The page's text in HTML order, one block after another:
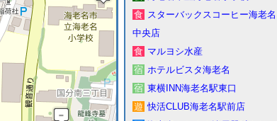
食 スターバックスコーヒー海老名
中央店
食 マルヨシ水産
宿 ホテルビスタ海老名
宿 東横INN海老名駅東口
遊 快活CLUB海老名駅前店